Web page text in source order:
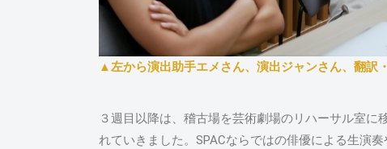
▲左から演出助手エメさん、演出ジャンさん、翻訳
３週目以降は、稽古場を芸術劇場のリハーサル室
れていきました。SPACならではの俳優による生演